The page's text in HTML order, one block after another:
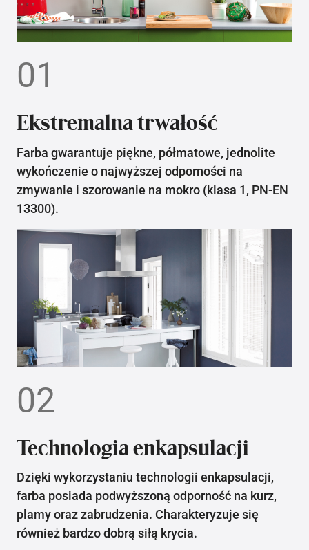
01
Ekstremalna trwałość
Farba gwarantuje piękne, półmatowe, jednolite
wykończenie o najwyższej odporności na
zmywanie i szorowanie na mokro (klasa 1, PN-EN
13300).
02
Technologia enkapsulacji
Dzięki wykorzystaniu technologii enkapsulacji,
farba posiada podwyższoną odporność na kurz,
plamy oraz zabrudzenia. Charakteryzuje się
również bardzo dobrą siłą krycia.